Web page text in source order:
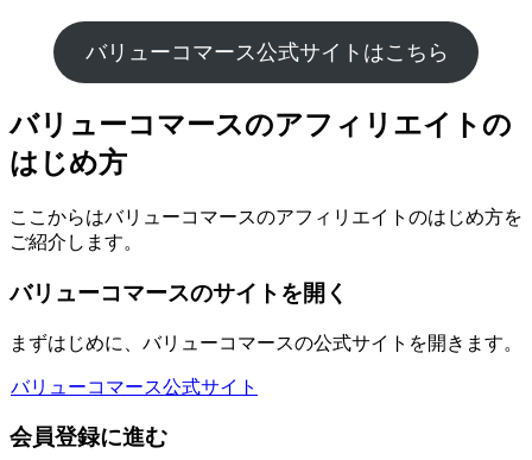
バリューコマース公式サイトはこちら
バリューコマースのアフィリエイトの
はじめ方
ここからはバリューコマースのアフィリエイトのはじめ方を
ご紹介します。
バリューコマースのサイトを開く
まずはじめに、バリューコマースの公式サイトを開きます。
バリューコマース公式サイト
会員登録に進む